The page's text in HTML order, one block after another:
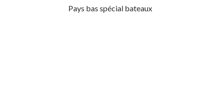
Pays bas spécial bateaux